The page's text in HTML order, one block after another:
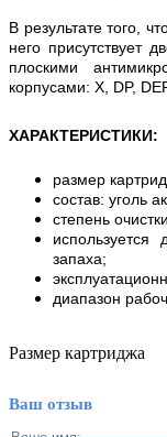
В результате того,
него присутствует
плоскими
корпусами: X, DP,
ХАРАКТЕРИСТИКИ:
размер
состав: уголь
степень
запаха;
диапазон
Размер картриджа
Ваш отзыв